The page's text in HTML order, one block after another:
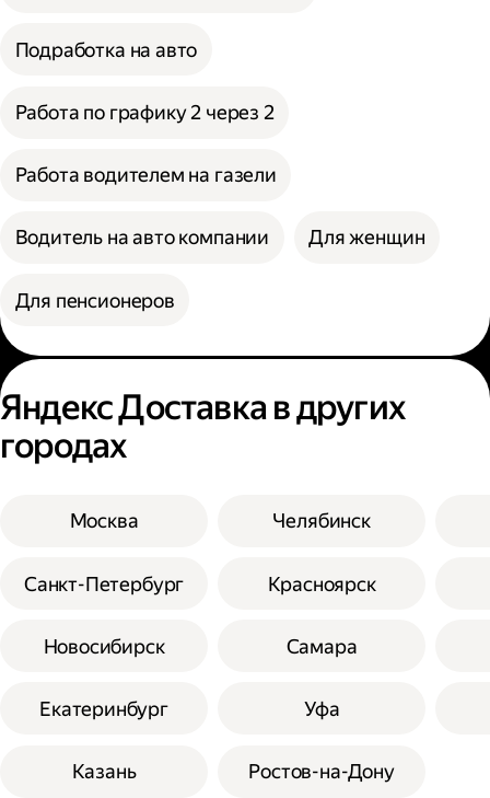
Подработка на авто
Работа по графику 2 через 2
Работа водителем на газели
Водитель на авто компании Для женщин
Для пенсионеров
Яндекс Доставка в других
городах
Москва
Санкт-Петербург
Новосибирск
Екатеринбург
Казань
Челябинск
Красноярск
Самара
Уфа
Ростов-на-Дону